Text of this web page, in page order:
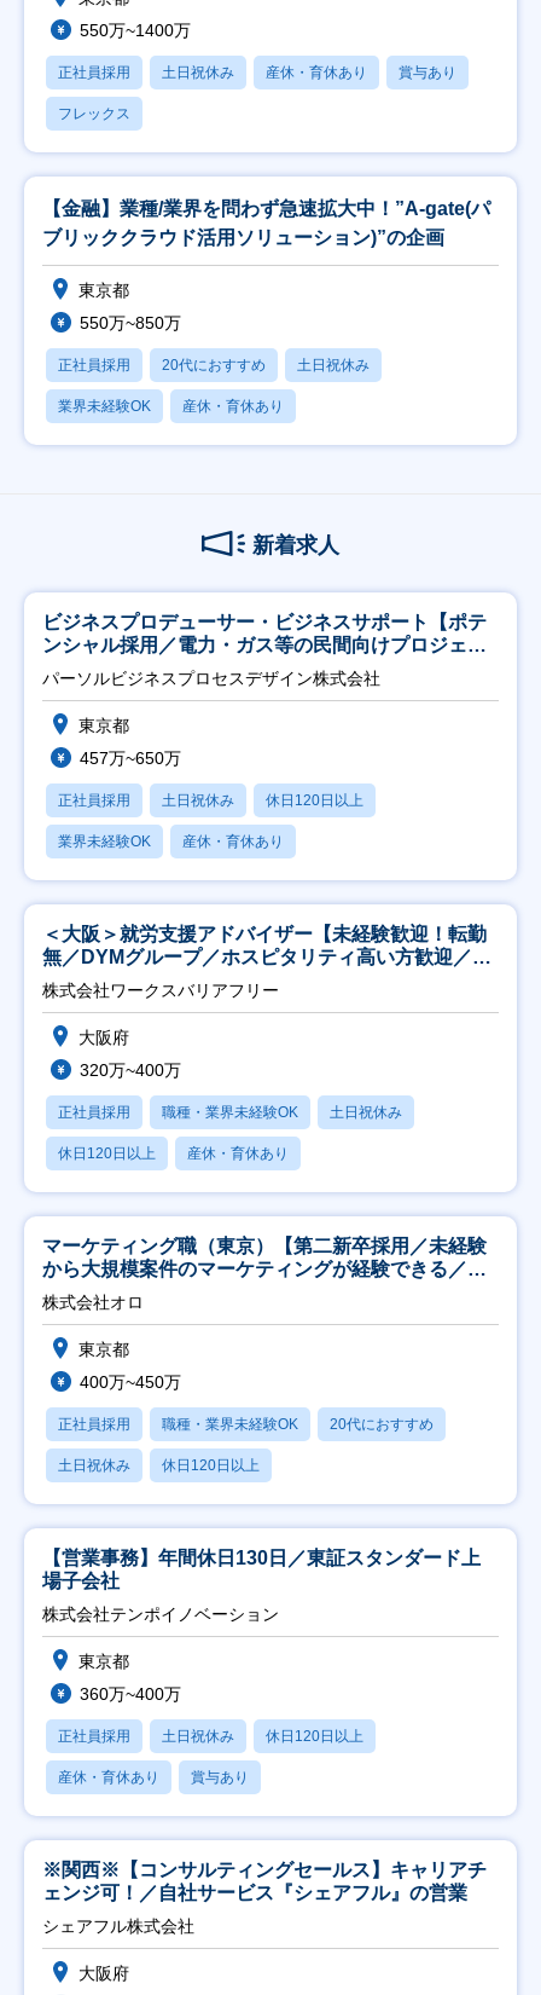
550万~1400万
正社員採用 土日祝休み 産休・育休あり 賞与あり
フレックス
【金融】業種/業界を問わず急速拡大中！”A-gate(パ
ブリッククラウド活用ソリューション)”の企画
東京都
550万~850万
正社員採用 20代におすすめ 土日祝休み
業界未経験OK 産休・育休あり
新着求人
ビジネスプロデューサー・ビジネスサポート【ポテ
ンシャル採用／電力・ガス等の民間向けプロジェク
ト推進】
パーソルビジネスプロセスデザイン株式会社
東京都
457万~650万
正社員採用 土日祝休み 休日120日以上
業界未経験OK 産休・育休あり
＜大阪＞就労支援アドバイザー【未経験歓迎！転勤
無／DYMグループ／ホスピタリティ高い方歓迎／土
日祝】
株式会社ワークスバリアフリー
大阪府
320万~400万
正社員採用 職種・業界未経験OK 土日祝休み
休日120日以上 産休・育休あり
マーケティング職（東京）【第二新卒採用／未経験
から大規模案件のマーケティングが経験できる／研
修充実】
株式会社オロ
東京都
400万~450万
正社員採用 職種・業界未経験OK 20代におすすめ
土日祝休み 休日120日以上
【営業事務】年間休日130日／東証スタンダード上
場子会社
株式会社テンポイノベーション
東京都
360万~400万
正社員採用 土日祝休み 休日120日以上
産休・育休あり 賞与あり
※関西※【コンサルティングセールス】キャリアチ
ェンジ可！／自社サービス『シェアフル』の営業
シェアフル株式会社
大阪府